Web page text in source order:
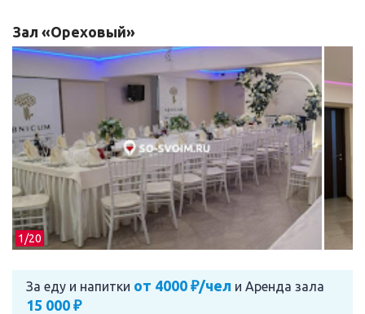
1/20
Зал «Ореховый»
За еду и напитки от 4000 ₽/чел и Аренда зала
15 000 ₽